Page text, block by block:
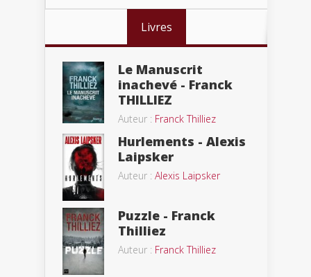
Livres
Le Manuscrit
inachevé - Franck
THILLIEZ
Auteur : Franck Thilliez
Hurlements - Alexis
Laipsker
Auteur : Alexis Laipsker
Puzzle - Franck
Thilliez
Auteur : Franck Thilliez